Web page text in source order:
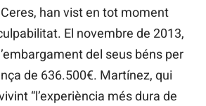
han vist en tot moment
El novembre de 2013,
del seus béns per
de 636.500€. Martínez, qui
“l’experiència més dura de